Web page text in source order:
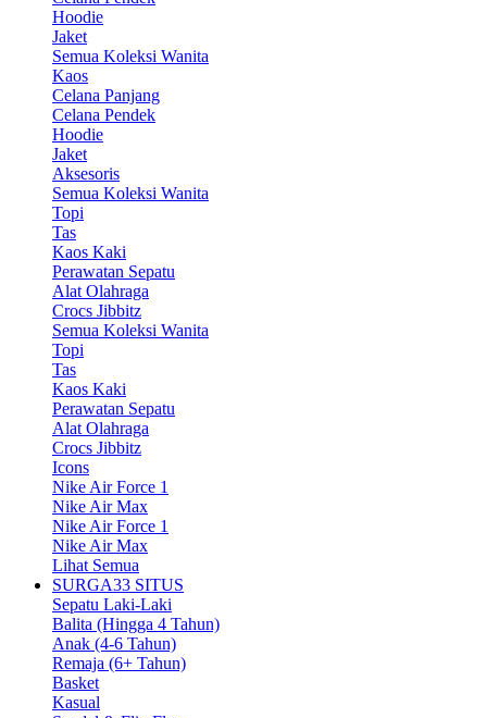
Hoodie
Jaket
Semua Koleksi Wanita
Kaos
Celana Panjang
Celana Pendek
Hoodie
Jaket
Aksesoris
Semua Koleksi Wanita
Topi
Tas
Kaos Kaki
Perawatan Sepatu
Alat Olahraga
Crocs Jibbitz
Semua Koleksi Wanita
Topi
Tas
Kaos Kaki
Perawatan Sepatu
Alat Olahraga
Crocs Jibbitz
Icons
Nike Air Force 1
Nike Air Max
Nike Air Force 1
Nike Air Max
Lihat Semua
SURGA33 SITUS
Sepatu Laki-Laki
Balita (Hingga 4 Tahun)
Anak (4-6 Tahun)
Remaja (6+ Tahun)
Basket
Kasual